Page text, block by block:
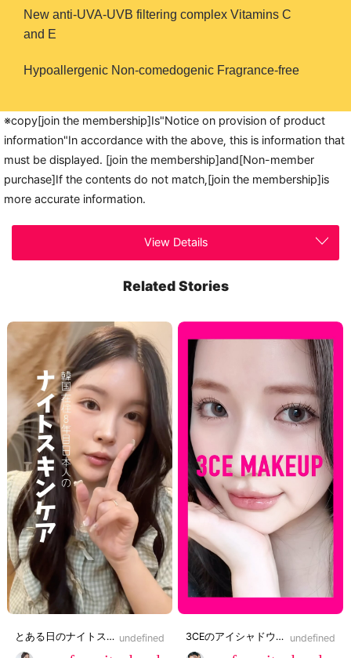
New anti-UVA-UVB filtering complex Vitamins C
and E
Hypoallergenic Non-comedogenic Fragrance-free
※copy[join the membership]Is"Notice on provision of product
information"In accordance with the above, this is information that
must be displayed. [join the membership]and[Non-member
purchase]If the contents do not match,[join the membership]is
more accurate information.
View Details
Related Stories
NaN:NaN
volume_off
とある日のナイトスキンケア〜🤍🐈🌃 15日から発売のスキンシグナルのコラボセット メイクプレムのコラボセットの中の商品も使ってるよ!!! 参考にしてみてね〜✨ 購入リンクはプロフから🔗♡
#Qoo10メガ割#Qoo10#メガ割#韓国スキンケア#スキンケアルーテ
undefined 3CEのアイシャドウパレット全部捨て色なくて可愛い🍒 最近ピンク系にハマってるから今日はピンクジャーニーを使ってメイクしたよ🩷 みんなはどのパレットが気になる？🤔 プラザ、ロフト、アットコスメや、Qoo10などで発売中🫶🏻🩷 (※一部の店舗で取り扱いがない場合がございます)
#PR#3CE#メイクアップ
undefined